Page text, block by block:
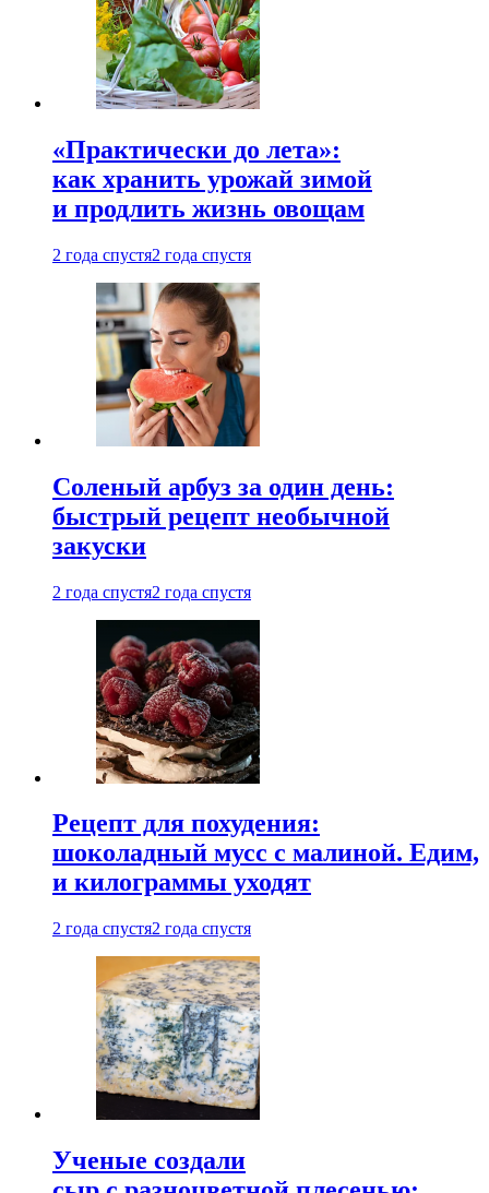
«Практически до лета»:
как хранить урожай зимой
и продлить жизнь овощам
2 года спустя2 года спустя
Соленый арбуз за один день:
быстрый рецепт необычной
закуски
2 года спустя2 года спустя
Рецепт для похудения:
шоколадный мусс с малиной. Едим,
и килограммы уходят
2 года спустя2 года спустя
Ученые создали